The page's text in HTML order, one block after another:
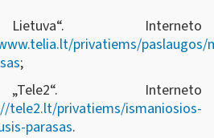
Interneto
privatiems/paslaugos/
;
Interneto
tele2.lt/privatiems/ismaniosios-
parasas.